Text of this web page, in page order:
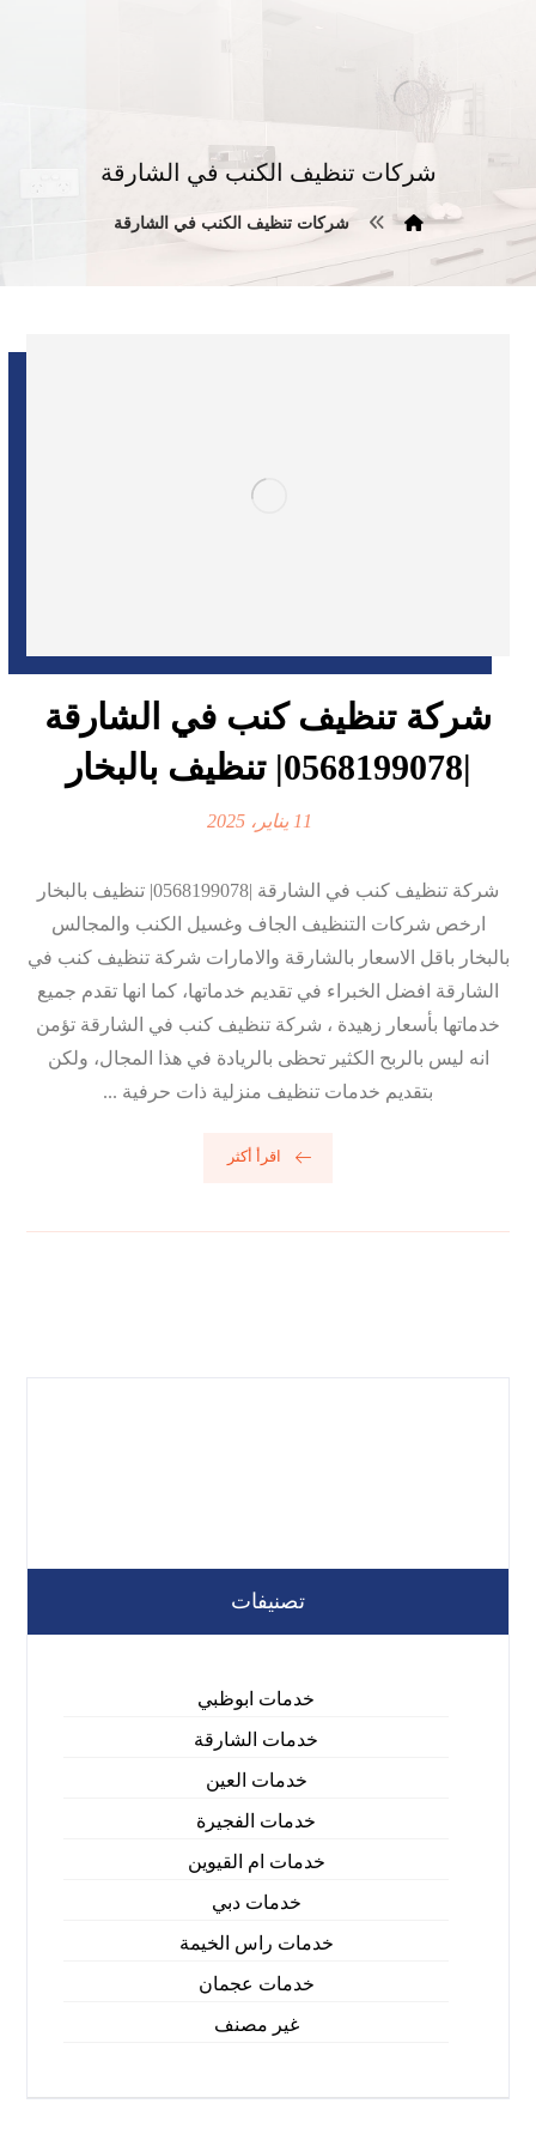
شركات تنظيف الكنب في الشارقة
شركات تنظيف الكنب في الشارقة
شركة تنظيف كنب في الشارقة
|0568199078| تنظيف بالبخار
11 يناير، 2025
شركة تنظيف كنب في الشارقة |0568199078| تنظيف بالبخار
ارخص شركات التنظيف الجاف وغسيل الكنب والمجالس
بالبخار باقل الاسعار بالشارقة والامارات شركة تنظيف كنب في
الشارقة افضل الخبراء في تقديم خدماتها، كما انها تقدم جميع
خدماتها بأسعار زهيدة ، شركة تنظيف كنب في الشارقة تؤمن
انه ليس بالربح الكثير تحظى بالريادة في هذا المجال، ولكن
بتقديم خدمات تنظيف منزلية ذات حرفية ...
اقرأ أكثر
تصنيفات
خدمات ابوظبي
خدمات الشارقة
خدمات العين
خدمات الفجيرة
خدمات ام القيوين
خدمات دبي
خدمات راس الخيمة
خدمات عجمان
غير مصنف